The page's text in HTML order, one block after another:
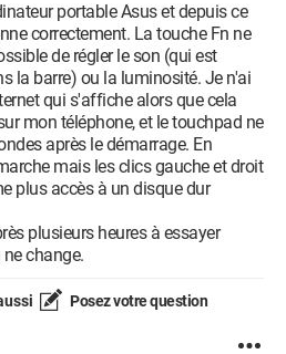
portable Asus et depuis ce
correctement. La touche Fn ne
de régler le son (qui est
la barre) ou la luminosité. Je n'ai
qui s'affiche alors que cela
mon téléphone, et le touchpad ne
après le démarrage. En
mais les clics gauche et droit
plus accès à un disque dur
plusieurs heures à essayer
change.
Posez votre question